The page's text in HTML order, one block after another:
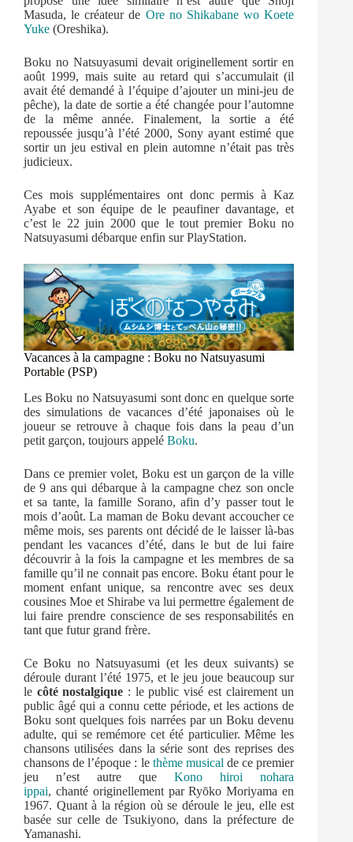
Masuda, le créateur de Ore no Shikabane wo Koete
Yuke (Oreshika).
Boku no Natsuyasumi devait originellement sortir en
août 1999, mais suite au retard qui s’accumulait (il
avait été demandé à l’équipe d’ajouter un mini-jeu de
pêche), la date de sortie a été changée pour l’automne
de la même année. Finalement, la sortie a été
repoussée jusqu’à l’été 2000, Sony ayant estimé que
sortir un jeu estival en plein automne n’était pas très
judicieux.
Ces mois supplémentaires ont donc permis à Kaz
Ayabe et son équipe de le peaufiner davantage, et
c’est le 22 juin 2000 que le tout premier Boku no
Natsuyasumi débarque enfin sur PlayStation.
Vacances à la campagne : Boku no Natsuyasumi
Portable (PSP)
Les Boku no Natsuyasumi sont donc en quelque sorte
des simulations de vacances d’été japonaises où le
joueur se retrouve à chaque fois dans la peau d’un
petit garçon, toujours appelé Boku.
Dans ce premier volet, Boku est un garçon de la ville
de 9 ans qui débarque à la campagne chez son oncle
et sa tante, la famille Sorano, afin d’y passer tout le
mois d’août. La maman de Boku devant accoucher ce
même mois, ses parents ont décidé de le laisser là-bas
pendant les vacances d’été, dans le but de lui faire
découvrir à la fois la campagne et les membres de sa
famille qu’il ne connait pas encore. Boku étant pour le
moment enfant unique, sa rencontre avec ses deux
cousines Moe et Shirabe va lui permettre également de
lui faire prendre conscience de ses responsabilités en
tant que futur grand frère.
Ce Boku no Natsuyasumi (et les deux suivants) se
déroule durant l’été 1975, et le jeu joue beaucoup sur
le côté nostalgique : le public visé est clairement un
public âgé qui a connu cette période, et les actions de
Boku sont quelques fois narrées par un Boku devenu
adulte, qui se remémore cet été particulier. Même les
chansons utilisées dans la série sont des reprises des
chansons de l’époque : le thème musical de ce premier
jeu n’est autre queKono hiroi nohara
ippai, chanté originellement par Ryōko Moriyama en
1967. Quant à la région où se déroule le jeu, elle est
basée sur celle de Tsukiyono, dans la préfecture de
Yamanashi.